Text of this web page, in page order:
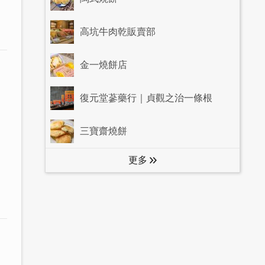
高坑牛肉乾販賣部
金一燒餅店
復元堂蔘藥行｜貞觀之治一條根
三寶齋燒餅
更多